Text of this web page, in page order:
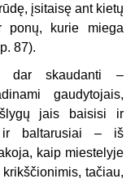
įsitaisę ant kietų
ponų, kurie miega
87).
dar skaudanti –
gaudytojais,
jais baisisi ir
ir baltarusiai – iš
kaip miestelyje
tačiau,